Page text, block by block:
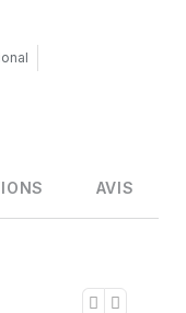
AVIS